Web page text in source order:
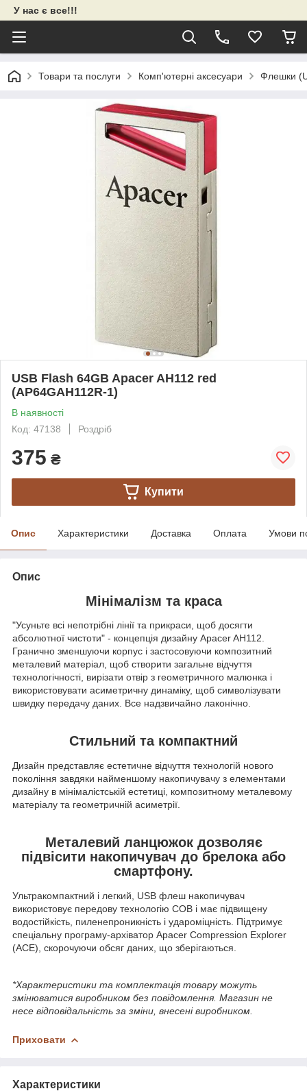
У нас є все!!!
Товари та послуги Комп'ютерні аксесуари Флешки
USB Flash 64GB Apacer AH112 red
(AP64GAH112R-1)
В наявності
Код: 47138
Роздріб
375 ₴
Купити
Опис Характеристики Доставка Оплата Умови
Опис
Мінімалізм та краса
"Усуньте всі непотрібні лінії та прикраси, щоб досягти
абсолютної чистоти" - концепція дизайну Apacer AH112.
Гранично зменшуючи корпус і застосовуючи композитний
металевий матеріал, щоб створити загальне відчуття
технологічності, вирізати отвір з геометричного малюнка і
використовувати асиметричну динаміку, щоб символізувати
швидку передачу даних. Все надзвичайно лаконічно.
Стильний та компактний
Дизайн представляє естетичне відчуття технологій нового
покоління завдяки найменшому накопичувачу з елементами
дизайну в мінімалістській естетиці, композитному металевому
матеріалу та геометричній асиметрії.
Металевий ланцюжок дозволяє
підвісити накопичувач до брелока або
смартфону.
Ультракомпактний і легкий, USB флеш накопичувач
використовує передову технологію COB і має підвищену
водостійкість, пиленепроникність і удароміцність. Підтримує
спеціальну програму-архіватор Apacer Compression Explorer
(ACE), скорочуючи обсяг даних, що зберігаються.
*Характеристики та комплектація товару можуть
змінюватися виробником без повідомлення. Магазин не
несе відповідальність за зміни, внесені виробником.
Приховати
Характеристики